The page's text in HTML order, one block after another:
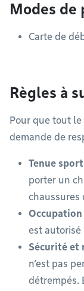
Modes de
Carte de
Règles à
Pour que tout
demande de
Tenue
porter un
chaussures
Occupation
est autorisé
Sécurité et
n’est pas
détrempés.